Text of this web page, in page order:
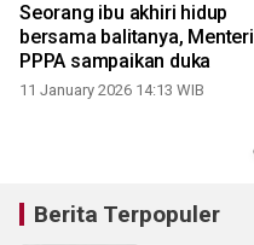
Seorang ibu akhiri hidup
bersama balitanya, Menteri
PPPA sampaikan duka
11 January 2026 14:13 WIB
Berita Terpopuler